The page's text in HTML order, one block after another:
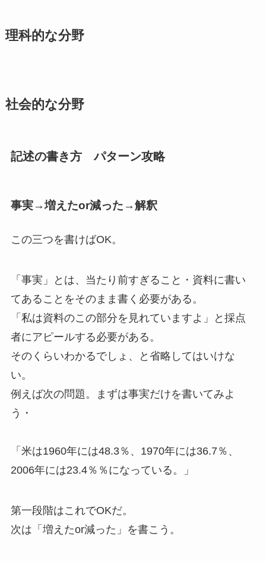
理科的な分野
社会的な分野
記述の書き方 パターン攻略
事実→増えたor減った→解釈
この三つを書けばOK。
「事実」とは、当たり前すぎること・資料に書い
てあることをそのまま書く必要がある。
「私は資料のこの部分を見れていますよ」と採点
者にアピールする必要がある。
そのくらいわかるでしょ、と省略してはいけな
い。
例えば次の問題。まずは事実だけを書いてみよ
う・
「米は1960年には48.3％、1970年には36.7％、
2006年には23.4％％になっている。」
第一段階はこれでOKだ。
次は「増えたor減った」を書こう。